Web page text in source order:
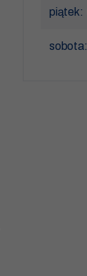
piątek:
sobota: